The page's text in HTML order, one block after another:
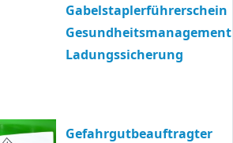
Gabelstaplerführerschein
Gesundheitsmanagement
Ladungssicherung
Gefahrgutbeauftragter